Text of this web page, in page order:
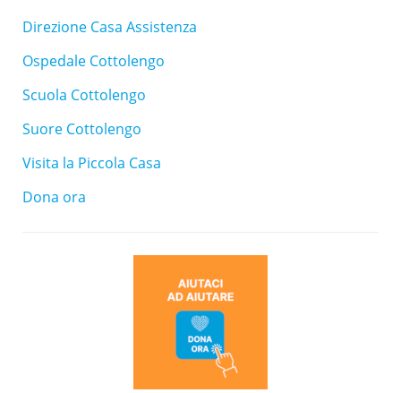
Direzione Casa Assistenza
Ospedale Cottolengo
Scuola Cottolengo
Suore Cottolengo
Visita la Piccola Casa
Dona ora